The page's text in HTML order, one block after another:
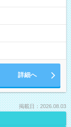
詳細へ
掲載日：2026.08.03